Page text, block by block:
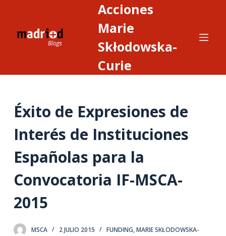
r
n
d
Acciones
Marie
Skłodowska-
Curie
Éxito de Expresiones de
Interés de Instituciones
Españolas para la
Convocatoria IF-MSCA-
2015
MSCA 2 JULIO 2015 FUNDING,MARIE SKŁODOWSKA-